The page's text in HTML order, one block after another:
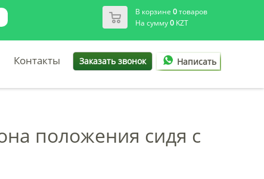
В корзине 0товаров
На сумму0KZT
Контакты Заказать звонок Написать
положения сидя с